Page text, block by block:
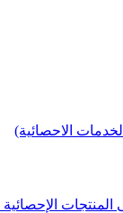
الاحصائية)
الإحصائية